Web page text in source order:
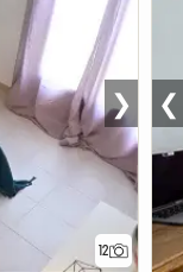
12
❯ ❮